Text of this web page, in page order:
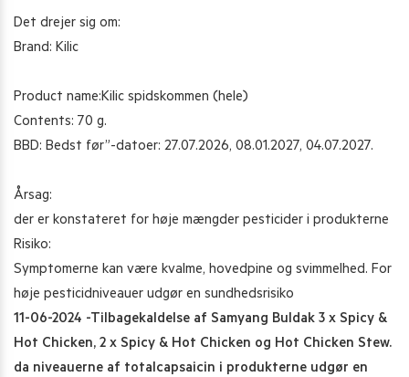
Det drejer sig om:
Brand: Kilic
Product name:Kilic spidskommen (hele)
Contents: 70 g.
BBD: Bedst før”-datoer: 27.07.2026, 08.01.2027, 04.07.2027.
Årsag:
der er konstateret for høje mængder pesticider i produkterne
Risiko:
Symptomerne kan være kvalme, hovedpine og svimmelhed. For
høje pesticidniveauer udgør en sundhedsrisiko
11-06-2024 -Tilbagekaldelse af Samyang Buldak 3 x Spicy &
Hot Chicken, 2 x Spicy & Hot Chicken og Hot Chicken Stew.
da niveauerne af totalcapsaicin i produkterne udgør en